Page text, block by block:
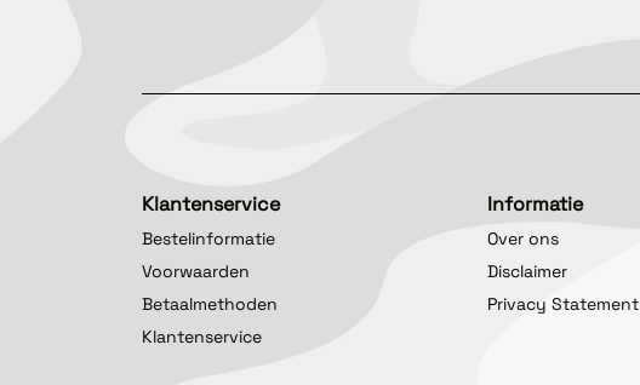
Klantenservice
Bestelinformatie
Voorwaarden
Betaalmethoden
Klantenservice
Informatie
Over ons
Disclaimer
Privacy Statement